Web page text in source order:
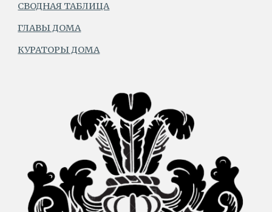
СВОДНАЯ ТАБЛИЦА
ГЛАВЫ ДОМА
КУРАТОРЫ ДОМА